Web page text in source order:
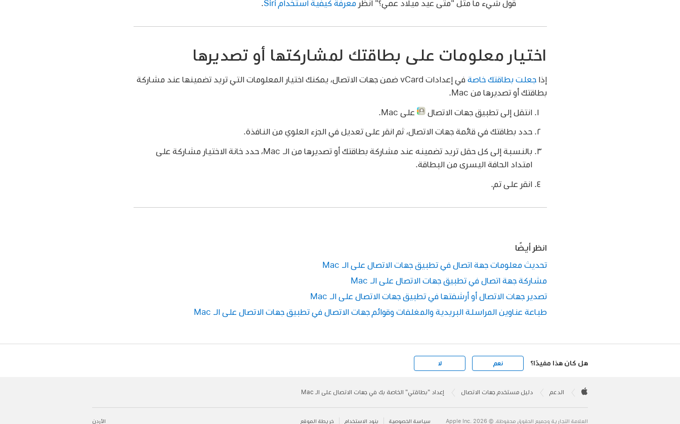
قول شيء ما مثل "متى عيد ميلاد عمي؟" انظر معرفة كيفية استخدام Siri
اختيار معلومات على بطاقتك لمشاركتها أو تصديرها
إذاجعلت بطاقتك خاصة
في إعدادات vCard ضمن جهات الاتصال، يمكنك اختيار المعلومات التي تريد تضمينها عند مشاركة
بطاقتك أو تصديرها من Mac.
انتقل إلى تطبيق جهات الاتصال على Mac.
حدد بطاقتك في قائمة جهات الاتصال، ثم انقر على تعديل في الجزء العلوي من النافذة.
بالنسبة إلى كل حقل تريد تضمينه عند مشاركة بطاقتك أو تصديرها من الـ Mac، حدد خانة الاختيار مشاركة على
امتداد الحافة اليسرى من البطاقة.
انقر على تم.
انظر أيضًا
تحديث معلومات جهة اتصال في تطبيق جهات الاتصال على الـ Mac
مشاركة جهة اتصال في تطبيق جهات الاتصال على الـ Mac
تصدير جهات الاتصال أو أرشفتها في تطبيق جهات الاتصال على الـ Mac
طباعة عناوين المراسلة البريدية والمغلفات وقوائم جهات الاتصال في تطبيق جهات الاتصال على الـ Mac
هل كان هذا مفيدًا؟ نعم لا
Footer

الدعم دليل مستخدم جهات الاتصال إعداد "بطاقتي" الخاصة بك في جهات الاتصال على الـ Mac
الأردن العلامة التجارية وجميع الحقوق محفوظة. © 2026 ‏.Apple Inc سياسة الخصوصية بنود الاستخدام خريطة الموقع